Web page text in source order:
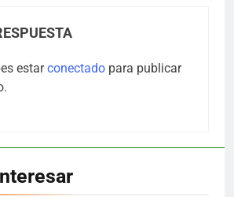
estarconectado para publicar